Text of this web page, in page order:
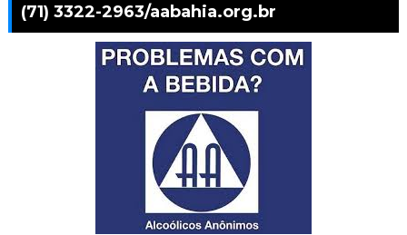
(71) 3322-2963/aabahia.org.br